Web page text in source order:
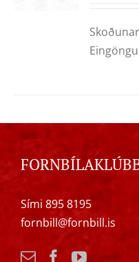
Sími 895 8195
fornbill@fornbill.is